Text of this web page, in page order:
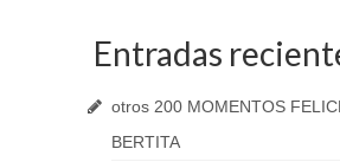
Entradas
otros 200 MOMENTOS
BERTITA